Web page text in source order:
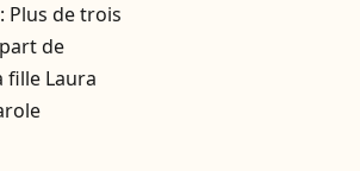
Plus de trois
de
fille Laura